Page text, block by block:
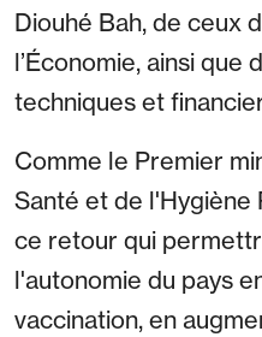
Diouhé Bah, de ceux
l’Économie, ainsi que
techniques et
Comme le Premier
Santé et de l'Hygiène
ce retour qui
l'autonomie du pays
vaccination, en